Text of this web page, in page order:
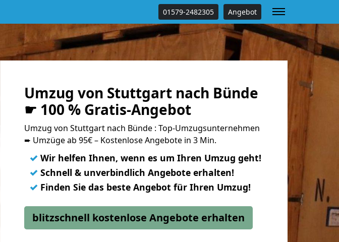
01579-2482305 Angebot
Umzug von Stuttgart nach Bünde
☛ 100 % Gratis-Angebot
Umzug von Stuttgart nach Bünde : Top-Umzugsunternehmen
➨ Umzüge ab 95€ – Kostenlose Angebote in 3 Min.
✓ Wir helfen Ihnen, wenn es um Ihren Umzug geht!
✓ Schnell & unverbindlich Angebote erhalten!
✓ Finden Sie das beste Angebot für Ihren Umzug!
blitzschnell kostenlose Angebote erhalten